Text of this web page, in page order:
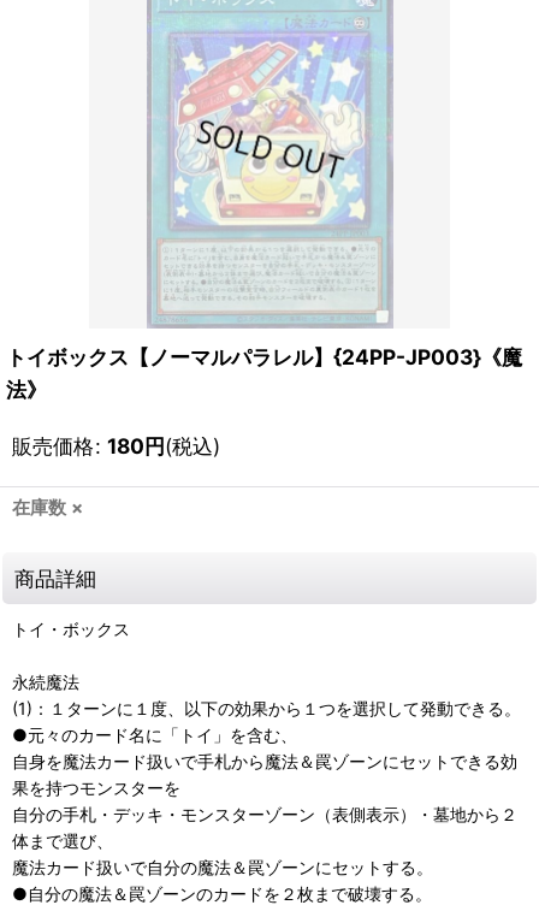
トイボックス【ノーマルパラレル】{24PP-JP003}《魔
法》
販売価格: 180円(税込)
在庫数 ×
商品詳細
トイ・ボックス
永続魔法
(1)：１ターンに１度、以下の効果から１つを選択して発動できる。
●元々のカード名に「トイ」を含む、
自身を魔法カード扱いで手札から魔法＆罠ゾーンにセットできる効
果を持つモンスターを
自分の手札・デッキ・モンスターゾーン（表側表示）・墓地から２
体まで選び、
魔法カード扱いで自分の魔法＆罠ゾーンにセットする。
●自分の魔法＆罠ゾーンのカードを２枚まで破壊する。